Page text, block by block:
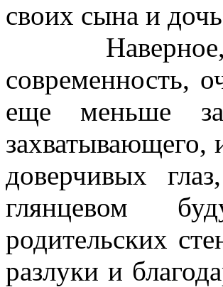
своих сына и
Наверное,
современность,
еще меньше
захватывающего,
доверчивых
глянцевом
родительских
разлуки и